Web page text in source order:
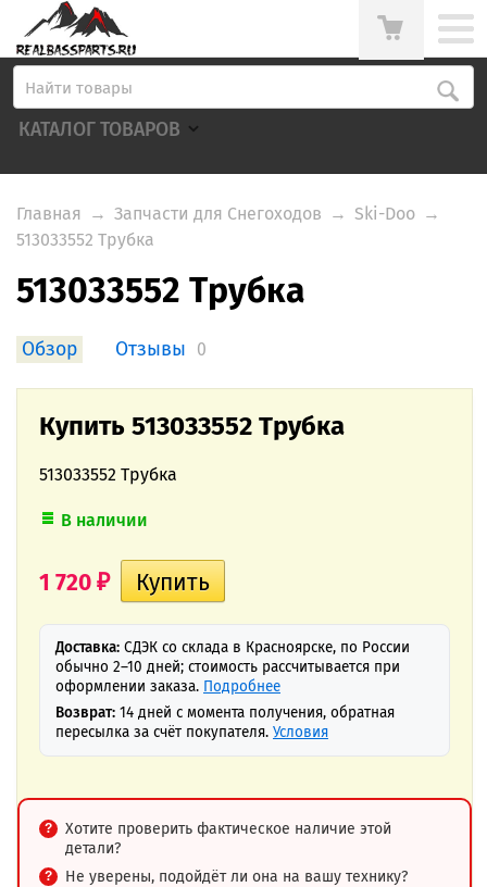
КАТАЛОГ ТОВАРОВ
Главная → Запчасти для Снегоходов → Ski-Doo →
513033552 Трубка
513033552 Трубка
Обзор Отзывы 0
Купить 513033552 Трубка
513033552 Трубка
В наличии
1 720 ₽
Доставка: СДЭК со склада в Красноярске, по России
обычно 2–10 дней; стоимость рассчитывается при
оформлении заказа. Подробнее
Возврат: 14 дней с момента получения, обратная
пересылка за счёт покупателя. Условия
Хотите проверить фактическое наличие этой
детали?
Не уверены, подойдёт ли она на вашу технику?